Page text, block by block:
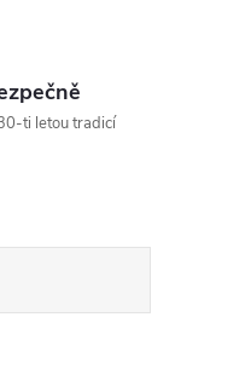
ti letou tradicí